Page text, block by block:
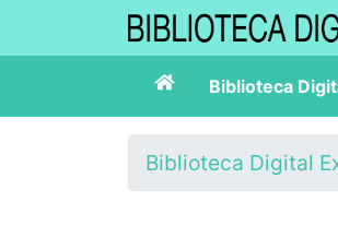
Biblioteca
Biblioteca Digital